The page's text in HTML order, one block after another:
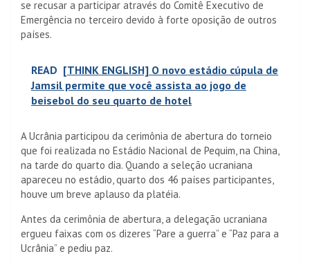
se recusar a participar através do Comitê Executivo de
Emergência no terceiro devido à forte oposição de outros
países.
READ [THINK ENGLISH] O novo estádio cúpula de
Jamsil permite que você assista ao jogo de
beisebol do seu quarto de hotel
A Ucrânia participou da cerimônia de abertura do torneio
que foi realizada no Estádio Nacional de Pequim, na China,
na tarde do quarto dia. Quando a seleção ucraniana
apareceu no estádio, quarto dos 46 países participantes,
houve um breve aplauso da platéia.
Antes da cerimônia de abertura, a delegação ucraniana
ergueu faixas com os dizeres “Pare a guerra” e “Paz para a
Ucrânia” e pediu paz.